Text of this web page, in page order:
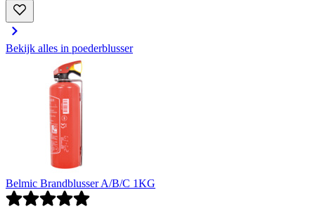
Bekijk alles in poederblusser
Belmic Brandblusser A/B/C 1KG